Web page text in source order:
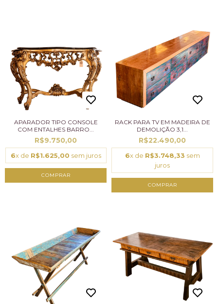
APARADOR TIPO CONSOLE
COM ENTALHES BARRO...
R$9.750,00
6x de R$1.625,00 sem juros
RACK PARA TV EM MADEIRA DE
DEMOLIÇÃO 3,1...
R$22.490,00
6x de R$3.748,33 sem
juros